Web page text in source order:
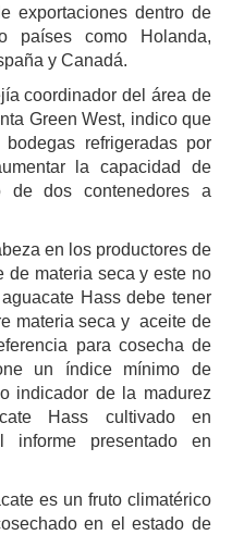
exportaciones dentro de
países como Holanda,
y Canadá.
coordinador del área de
Green West, indico que
refrigeradas por
la capacidad de
de dos contenedores a
en los productores de
de materia seca y este no
Hass debe tener
materia seca y aceite de
para cosecha de
un índice mínimo de
indicador de la madurez
Hass cultivado en
informe presentado en
es un fruto climatérico
en el estado de